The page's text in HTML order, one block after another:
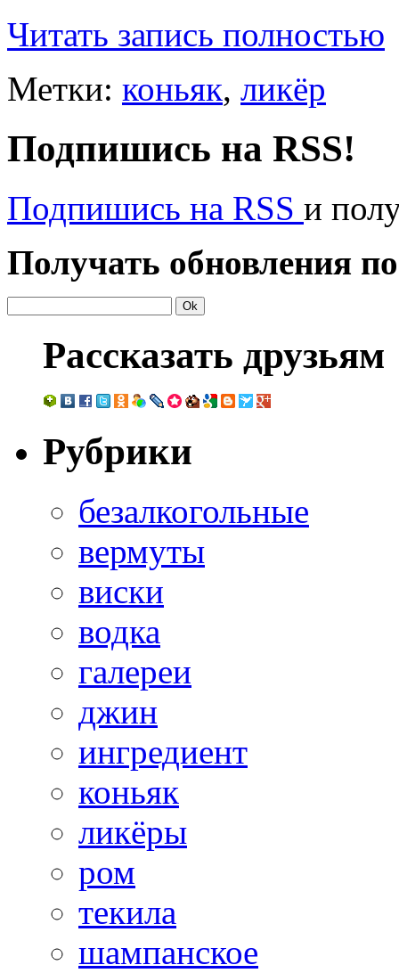
Читать запись полностью
Метки: коньяк, ликёр
Подпишись на RSS!
Подпишись на RSS и
Получать обновления
Рассказать друзьям
Рубрики
безалкогольные
вермуты
виски
водка
галереи
джин
ингредиент
коньяк
ликёры
ром
текила
шампанское